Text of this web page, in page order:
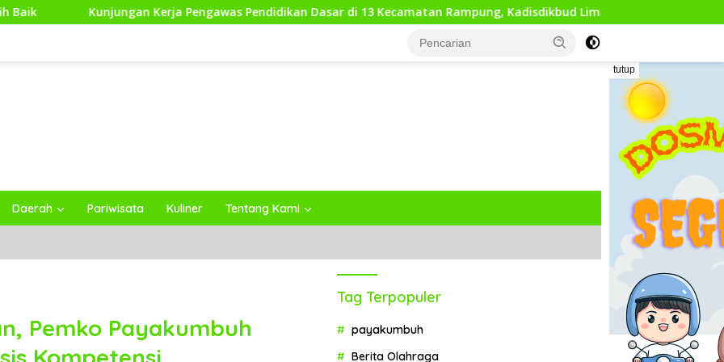
Kerja Pengawas Pendidikan Dasar di 13 Kecamatan Rampung, Kadisdikbud Lima Puluh Kota Optimis Bawa Perubahan
tutup
Daerah Pariwisata Kuliner Tentang Kami
Pemko Payakumbuh
Tag Terpopuler
payakumbuh
Berita Olahraga